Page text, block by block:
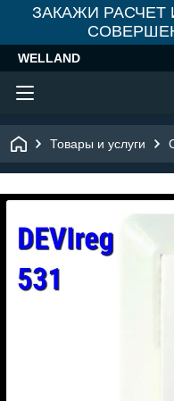
ЗАКАЖИ РАСЧЕТ
WELLAND
Товары и услуги